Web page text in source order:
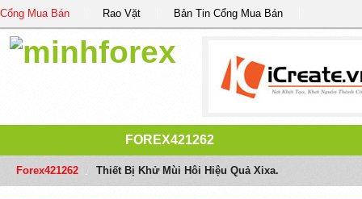
Cổng Mua Bán Rao Vặt Bản Tin Cổng Mua Bán
FOREX421262
Forex421262 Thiết Bị Khử Mùi Hôi Hiệu Quả Xixa.